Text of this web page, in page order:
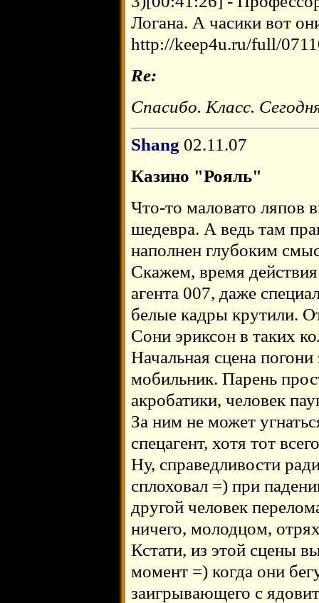
Логана. А часики вот
http://keep4u.ru/full/
Re:
Спасибо. Класс.
Shang 02.11.07
Казино "Рояль"
Что-то маловато ляпов
шедевра. А ведь там
наполнен глубоким
Скажем, время
агента 007, даже
белые кадры крутили.
Сони эриксон в таких
Начальная сцена
мобильник. Парень
акробатики, человек
За ним не может
спецагент, хотя тот
Ну, справедливости
сплоховал =) при
другой человек
ничего, молодцом,
Кстати, из этой сцены
момент =) когда они
заигрывающего с